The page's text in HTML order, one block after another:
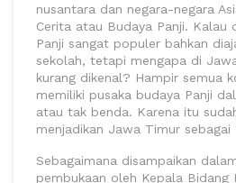
nusantara dan negara-negara
Cerita atau Budaya Panji. Kalau
Panji sangat populer bahkan
sekolah, tetapi mengapa di
kurang dikenal? Hampir semua
memiliki pusaka budaya Panji
atau tak benda. Karena itu
menjadikan Jawa Timur sebagai
Sebagaimana disampaikan
pembukaan oleh Kepala Bidang